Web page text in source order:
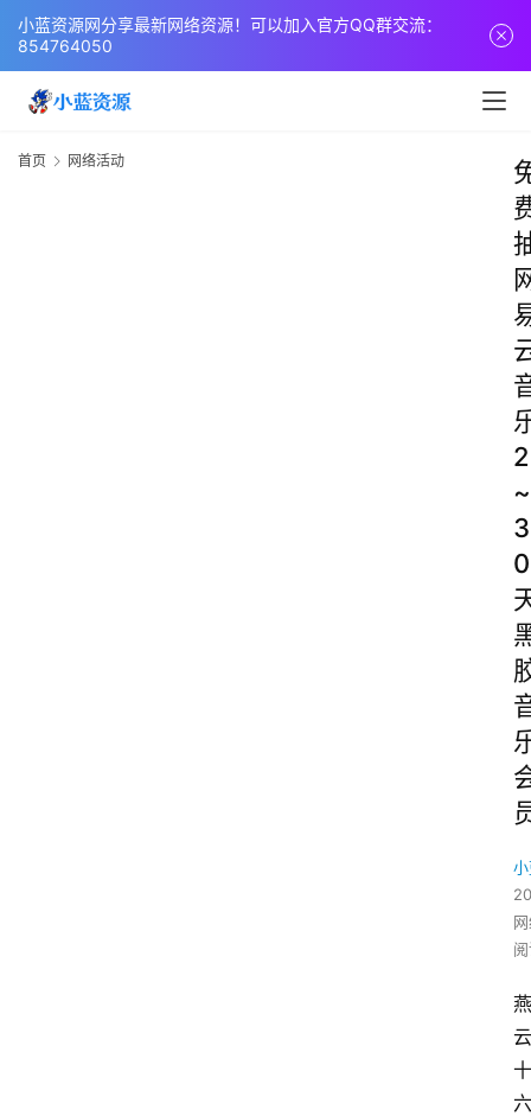
小蓝资源网分享最新网络资源！可以加入官方QQ群交流：
854764050
首页 网络活动
2
~
3
0
燕
云
十
六